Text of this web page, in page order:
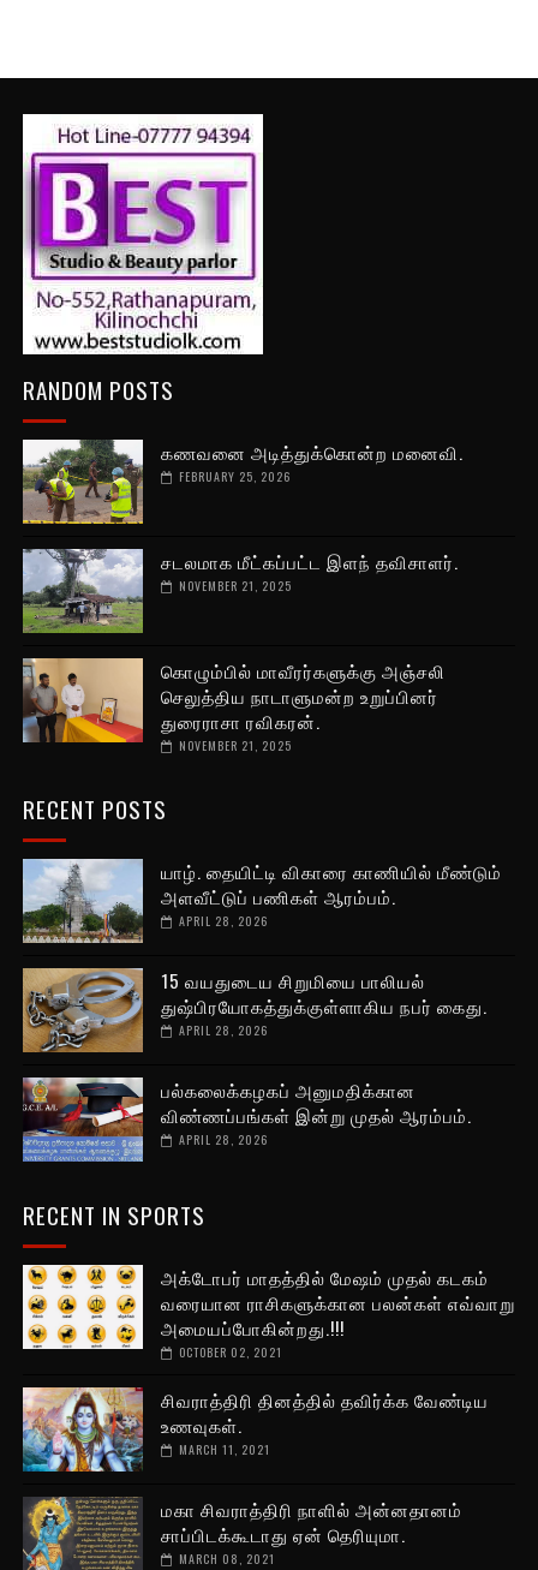
RANDOM POSTS
கணவனை அடித்துக்கொன்ற மனைவி.
FEBRUARY 25, 2026
சடலமாக மீட்கப்பட்ட இளந் தவிசாளர்.
NOVEMBER 21, 2025
கொழும்பில் மாவீரர்களுக்கு அஞ்சலி
செலுத்திய நாடாளுமன்ற உறுப்பினர்
துரைராசா ரவிகரன்.
NOVEMBER 21, 2025
RECENT POSTS
யாழ். தையிட்டி விகாரை காணியில் மீண்டும்
அளவீட்டுப் பணிகள் ஆரம்பம்.
APRIL 28, 2026
15 வயதுடைய சிறுமியை பாலியல்
துஷ்பிரயோகத்துக்குள்ளாகிய நபர் கைது.
APRIL 28, 2026
பல்கலைக்கழகப் அனுமதிக்கான
விண்ணப்பங்கள் இன்று முதல் ஆரம்பம்.
APRIL 28, 2026
RECENT IN SPORTS
அக்டோபர் மாதத்தில் மேஷம் முதல் கடகம்
வரையான ராசிகளுக்கான பலன்கள் எவ்வாறு
அமையப்போகின்றது.!!!
OCTOBER 02, 2021
சிவராத்திரி தினத்தில் தவிர்க்க வேண்டிய
உணவுகள்.
MARCH 11, 2021
மகா சிவராத்திரி நாளில் அன்னதானம்
சாப்பிடக்கூடாது ஏன் தெரியுமா.
MARCH 08, 2021